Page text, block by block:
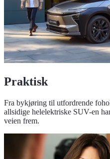
Praktisk
Fra bykjøring til utfordrende
allsidige helelektriske SUV-en
veien frem.